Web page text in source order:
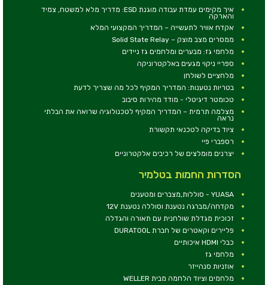
איך מקימים עמדת עבודה מוגנת ESD: מדריך מלא למשטח, צמיד
והארקה
אקדח אוויר לתעשייה – המדריך המקצועי המלא
ממסרים מצב מוצק – Solid State Relay
מלחמי גז: מבערים ומלחמים גז ניידים
ספריי ניקוי מגעים באלקטרוניקה
מלחציים לשולחן
בטריות נטענות: המדריך המקיף לכל מה שצריך לדעת
טכומטר דיגיטלי - מודד מהירות סיבוב
מצלמה תרמית – המדריך המקיף לטכנולוגיה שרואה את הבלתי
נראה
ציוד בדיקה לטכנאי תקשורת
רספברי פיי
יצרנים מומלצים של רכיבים אלקטרוניים
הסדרות החמות בטלמיר
YUASA - סוללות,מצברים ומטענים
מקדחה/מברגה נטענת וסוללה נטענת 12V
זכוכית מגדלת שולחנית עם תאורה והגדלה
פליירים וקאטרים של חברת DURATOOL
כבלי HDMI איכותיים
מלחמי גז
אוזניות סנהייזר
מלחמים וציוד הלחמה מבית WELLER